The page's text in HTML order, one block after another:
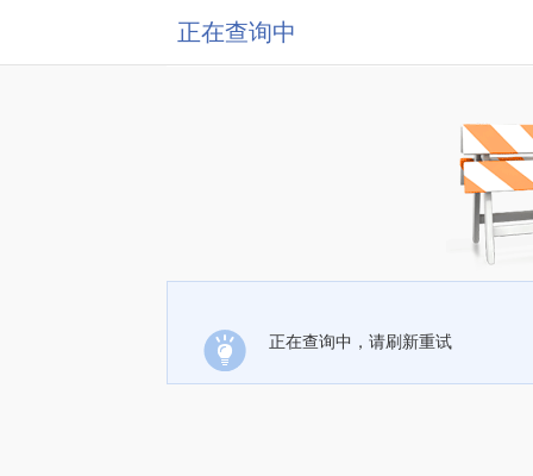
正在查询中
正在查询中，请刷新重试